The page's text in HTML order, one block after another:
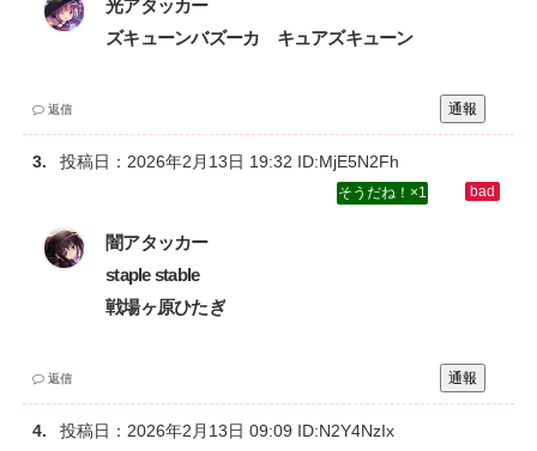
光アタッカー‌
ズキューンバズーカ キュアズキューン
通報
返信
投稿日： 2026年2月13日 19:32 ID:MjE5N2Fh
1
闇アタッカー‌
staple stable ‌
戦場ヶ原ひたぎ
通報
返信
投稿日： 2026年2月13日 09:09 ID:N2Y4NzIx